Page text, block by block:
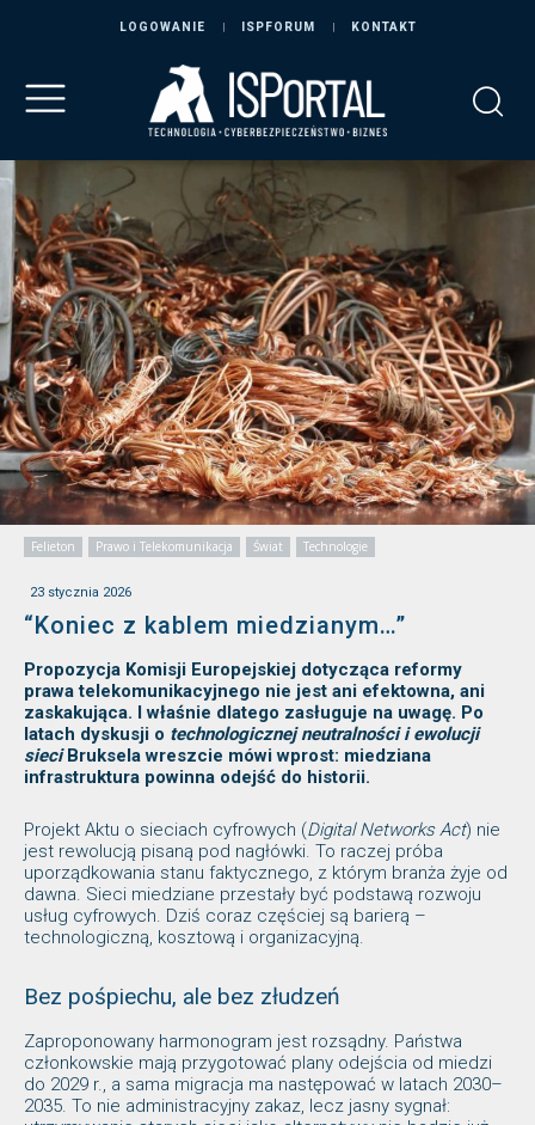
LOGOWANIE ISPFORUM KONTAKT
Felieton Prawo i Telekomunikacja Świat Technologie
23 stycznia 2026
“Koniec z kablem miedzianym…”
Propozycja Komisji Europejskiej dotycząca reformy
prawa telekomunikacyjnego nie jest ani efektowna, ani
zaskakująca. I właśnie dlatego zasługuje na uwagę. Po
latach dyskusji o technologicznej neutralności i ewolucji
sieciBruksela wreszcie mówi wprost: miedziana
infrastruktura powinna odejść do historii.
Projekt Aktu o sieciach cyfrowych (Digital Networks Act) nie
jest rewolucją pisaną pod nagłówki. To raczej próba
uporządkowania stanu faktycznego, z którym branża żyje od
dawna. Sieci miedziane przestały być podstawą rozwoju
usług cyfrowych. Dziś coraz częściej są barierą –
technologiczną, kosztową i organizacyjną.
Bez pośpiechu, ale bez złudzeń
Zaproponowany harmonogram jest rozsądny. Państwa
członkowskie mają przygotować plany odejścia od miedzi
do 2029 r., a sama migracja ma następować w latach 2030–
2035. To nie administracyjny zakaz, lecz jasny sygnał: